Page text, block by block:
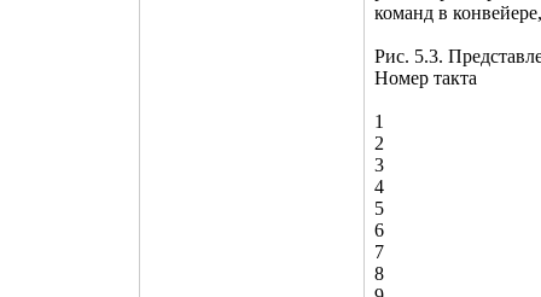
команд в
Рис. 5.3.
Номер такта
1
2
3
4
5
6
7
8